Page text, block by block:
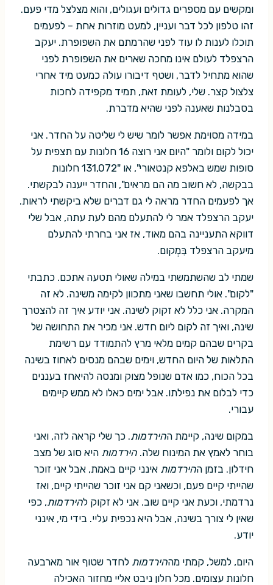
ומקשים עם מספרים גדולים ועגולים, והוא מצלצל מדי פעם.
זהו טלפון לכל דבר ועניין, למעט מוזרות אחת – לפעמים
תוכלו לענות לו עוד לפני שהרמתם את השפופרת. יעקב
הרצפלד לעולם אינו מחכה שארים את השפופרת לפני
שהוא מתחיל לדבר, ושטף דיבורו עולה כמעט מיד אחרי
צלצול קצר. שלי, לעומת זאת, תמיד מקפידה לחכות
בסבלנות שאענה לפני שהיא מדברת.
במידה מסוימת אפשר לומר שיש לי שליטה על החדר. אני
יכול לקום ולומר "היום אני רוצה 16 חלונות עם תצפית על
סופות שמש באלפא קנטאורי", או "131,072 חלונות
בבקשה, לא חשוב מה הם מראים", והחדר ייענה לבקשתי.
אך לפעמים החדר מראה לי גם דברים שלא ביקשתי לראות.
יעקב הרצפלד אמר לי להתעלם מהם לעת עתה, אבל שלי
דווקא התעניינה בהם מאוד, אז אני בחרתי להתעלם
מיעקב הרצפלד בִּמְקום.
שמתי לב שהשתמשתי במילה שאולי תטעה אתכם. כתבתי
"לקום". אולי תחשבו שאני מתכוון לקימה משינה. לא זה
המקרה. אני כלל לא זקוק לשינה. אני יודע איך זה להצטרך
שינה, ואיך זה לקום ליום חדש. אני מכיר את התחושה של
בקרים שבהם קמים מלאי מרץ להתמודד עם רשימת
התלאות של היום החדש, וימים שבהם מנסים לאחוז בשינה
בכל הכוח, כמו אדם שנופל מצוק ומנסה להיאחז בעננים
כדי לבלום את נפילתו. אבל ימים כאלו לא ממש קיימים
עבורי.
במקום שינה, קיימת ההירדמות. כך שלי קראה לזה, ואני
בוחר לאמץ את המינוח שלה. הירדמות היא סוג של מצב
חידלון. בזמן ההירדמות אינני קיים באמת, אבל אני זוכר
שהייתי קיים פעם, וכשאני קם אני זוכר שהייתי קיים, ואז
נרדמתי, וכעת אני קיים שוב. אני לא זקוק להירדמות, כפי
שאין לי צורך בשינה, אבל היא נכפית עליי. בידי מי, אינני
יודע.
היום, למשל, קמתי מההירדמות לחדר שטוף אור מארבעה
חלונות עצומים. מכל חלון ניבט אליי מחזור האכילה